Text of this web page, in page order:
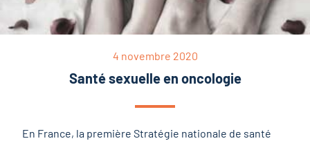
4 novembre 2020
Santé sexuelle en oncologie
En France, la première Stratégie nationale de santé